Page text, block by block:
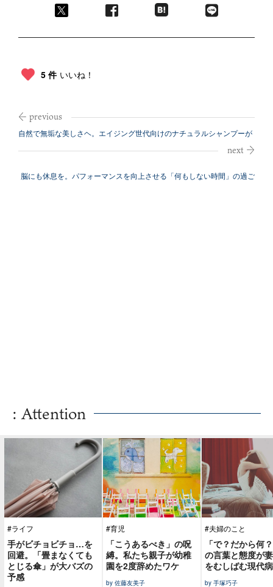
5 件 いいね！
自然で無垢な美しさヘ。エイジング世代向けのナチュラルシャンプーが
脳にも休息を。パフォーマンスを向上させる「何もしない時間」の過ご
: Attention
#ライフ
手がビチョビチョ…を
回避。「畳まなくても
とじる傘」が大バズの
予感
#育児
「こうあるべき」の呪
縛。私たち親子が幼稚
園を2度辞めたワケ
by 佐藤友美子
#夫婦のこと
「で？だから何
の言葉と態度が
をむしばむ現代病
by 手塚巧子